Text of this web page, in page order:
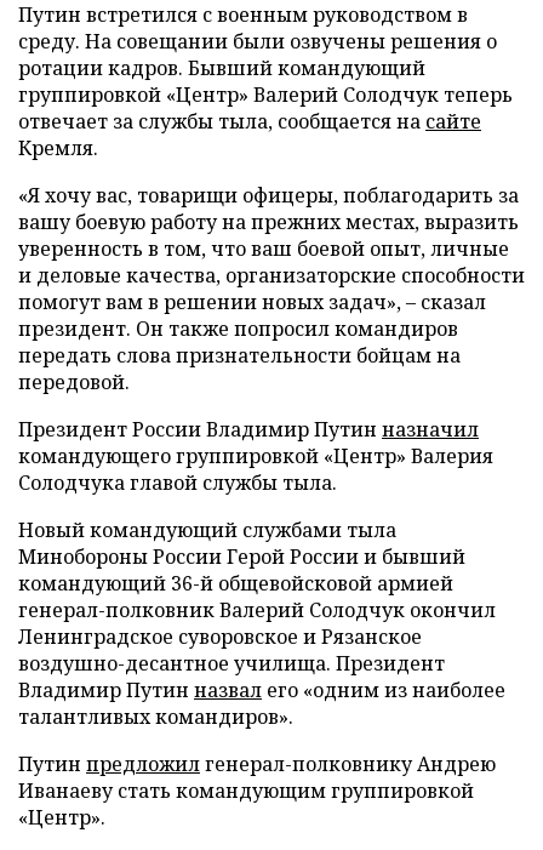
Путин встретился с военным руководством в
среду. На совещании были озвучены решения о
ротации кадров. Бывший командующий
группировкой «Центр» Валерий Солодчук теперь
отвечает за службы тыла, сообщается на сайте
Кремля.
«Я хочу вас, товарищи офицеры, поблагодарить за
вашу боевую работу на прежних местах, выразить
уверенность в том, что ваш боевой опыт, личные
и деловые качества, организаторские способности
помогут вам в решении новых задач», – сказал
президент. Он также попросил командиров
передать слова признательности бойцам на
передовой.
Президент России Владимир Путин назначил
командующего группировкой «Центр» Валерия
Солодчука главой службы тыла.
Новый командующий службами тыла
Минобороны России Герой России и бывший
командующий 36-й общевойсковой армией
генерал-полковник Валерий Солодчук окончил
Ленинградское суворовское и Рязанское
воздушно-десантное училища. Президент
Владимир Путин назвал его «одним из наиболее
талантливых командиров».
Путин предложилгенерал-полковнику Андрею
Иванаеву стать командующим группировкой
«Центр».